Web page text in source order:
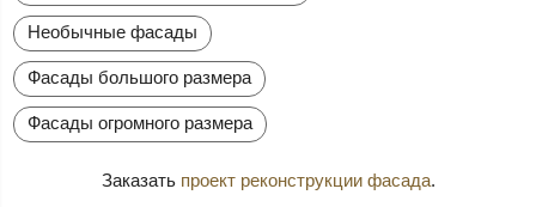
Необычные фасады
Фасады большого размера
Фасады огромного размера
Заказать проект реконструкции фасада.